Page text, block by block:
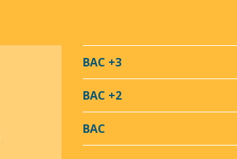
BAC +3
BAC +2
BAC